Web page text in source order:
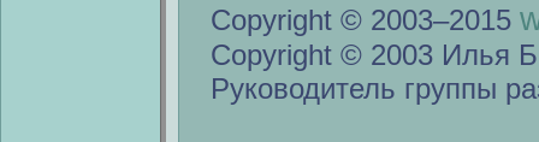
Copyright © 2003–2015
Copyright © 2003 Илья
Руководитель группы